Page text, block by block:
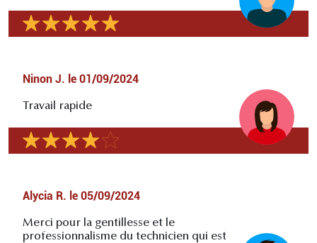
Ninon J. le 01/09/2024
Travail rapide
Alycia R. le 05/09/2024
Merci pour la gentillesse et le
professionnalisme du technicien qui est